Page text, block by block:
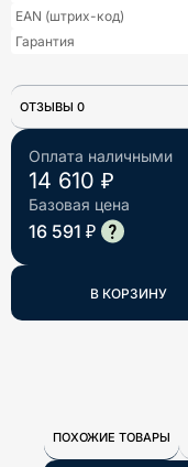
Оплата наличными
14 610 ₽
Базовая цена
16 591 ₽
В КОРЗИНУ
EAN (штрих-код)
Гарантия
ОТЗЫВЫ 0
ПОХОЖИЕ ТОВАРЫ